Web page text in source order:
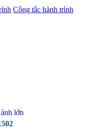
Công tắc hành trình
lớn